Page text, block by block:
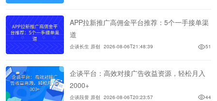
APP拉新推广高佣金平台推荐：5个一手接单渠
道
企谈长生 原创 2026-08-06T21:48:39 51
企谈平台：高效对接广告收益资源，轻松月入
2000+
企谈段誉 原创 2026-08-06T20:23:57 44